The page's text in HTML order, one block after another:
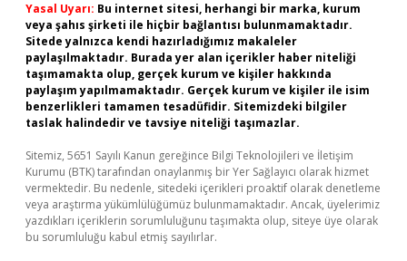
Yasal Uyarı: Bu internet sitesi, herhangi bir marka, kurum
veya şahıs şirketi ile hiçbir bağlantısı bulunmamaktadır.
Sitede yalnızca kendi hazırladığımız makaleler
paylaşılmaktadır. Burada yer alan içerikler haber niteliği
taşımamakta olup, gerçek kurum ve kişiler hakkında
paylaşım yapılmamaktadır. Gerçek kurum ve kişiler ile isim
benzerlikleri tamamen tesadüfidir. Sitemizdeki bilgiler
taslak halindedir ve tavsiye niteliği taşımazlar.
Sitemiz, 5651 Sayılı Kanun gereğince Bilgi Teknolojileri ve İletişim
Kurumu (BTK) tarafından onaylanmış bir Yer Sağlayıcı olarak hizmet
vermektedir. Bu nedenle, sitedeki içerikleri proaktif olarak denetleme
veya araştırma yükümlülüğümüz bulunmamaktadır. Ancak, üyelerimiz
yazdıkları içeriklerin sorumluluğunu taşımakta olup, siteye üye olarak
bu sorumluluğu kabul etmiş sayılırlar.